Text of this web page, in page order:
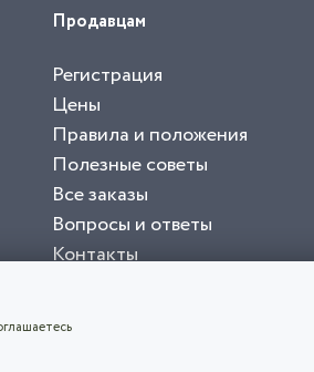
Продавцам
Регистрация
Цены
Правила и положения
Полезные советы
Все заказы
Вопросы и ответы
Контакты
логотипы и торговые марки представленные на